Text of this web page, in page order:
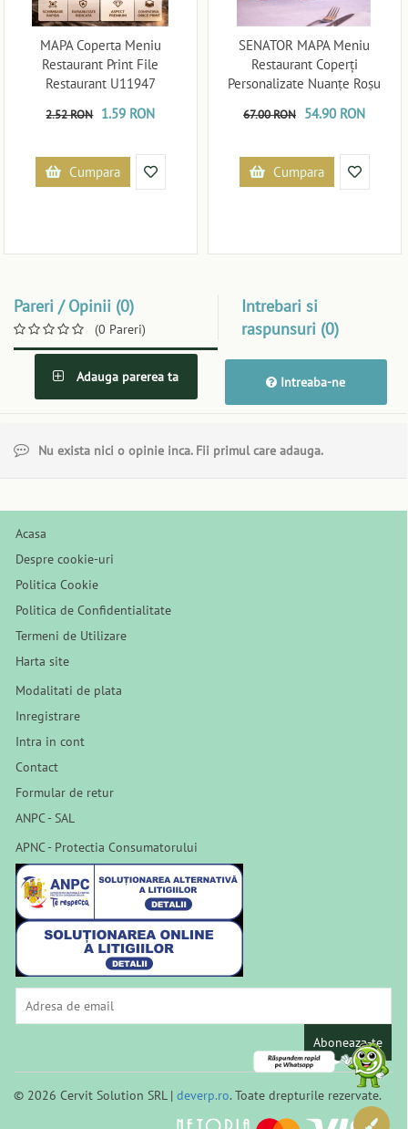
MAPA Coperta Meniu
Restaurant Print File
Restaurant U11947
2.52 RON 1.59 RON
Cumpara
SENATOR MAPA Meniu
Restaurant Coperți
Personalizate Nuanțe Roșu
67.00 RON 54.90 RON
Cumpara
Pareri / Opinii (0)
(0 Pareri)
Intrebari si
raspunsuri (0)
Adauga parerea ta Intreaba-ne
Nu exista nici o opinie inca. Fii primul care adauga.
Acasa
Despre cookie-uri
Politica Cookie
Politica de Confidentialitate
Termeni de Utilizare
Harta site
Modalitati de plata
Inregistrare
Intra in cont
Contact
Formular de retur
ANPC - SAL
APNC - Protectia Consumatorului
Aboneaza-te
© 2026 Cervit Solution SRL | deverp.ro. Toate drepturile rezervate.